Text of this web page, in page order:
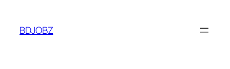
content
BDJOBZ